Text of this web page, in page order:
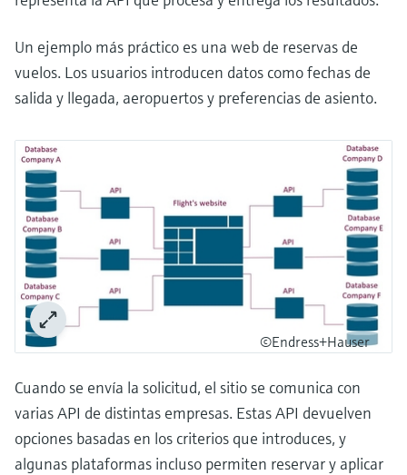
Un ejemplo más práctico es una web de reservas de
vuelos. Los usuarios introducen datos como fechas de
salida y llegada, aeropuertos y preferencias de asiento.
©Endress+Hauser
Cuando se envía la solicitud, el sitio se comunica con
varias API de distintas empresas. Estas API devuelven
opciones basadas en los criterios que introduces, y
algunas plataformas incluso permiten reservar y aplicar